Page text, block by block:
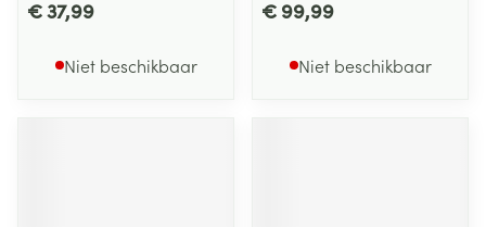
€ 37,99
Niet beschikbaar
€ 99,99
Niet beschikbaar